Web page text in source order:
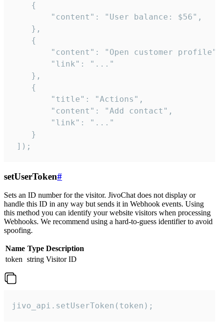
    {
        "content": "User balance: $56",
    },
    {
"content": "Open customer
        "link": "..."
    },
    {
        "title": "Actions",
        "content": "Add contact",
        "link": "..."
    }
]);
setUserToken#
Sets an ID number for the visitor. JivoChat does not display or
handle this ID in any way but sends it in Webhook events. Using
this method you can identify your website visitors when processing
Webhooks. We recommend using a hard-to-guess identifier to avoid
spoofing.
Name Type Description
token string Visitor ID
jivo_api.setUserToken(token);